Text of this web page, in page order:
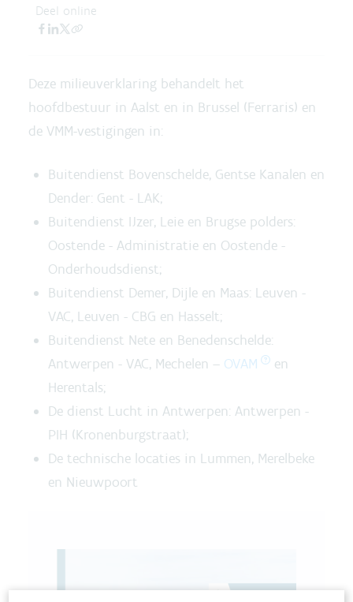
Deel online
Deze milieuverklaring behandelt het
hoofdbestuur in Aalst en in Brussel (Ferraris) en
de VMM-vestigingen in:
Buitendienst Bovenschelde, Gentse Kanalen en
Dender: Gent - LAK;
Buitendienst IJzer, Leie en Brugse polders:
Oostende - Administratie en Oostende -
Onderhoudsdienst;
Buitendienst Demer, Dijle en Maas: Leuven -
VAC, Leuven - CBG en Hasselt;
Buitendienst Nete en Benedenschelde:
Antwerpen - VAC, Mechelen – OVAM
en
Herentals;
De dienst Lucht in Antwerpen: Antwerpen -
PIH (Kronenburgstraat);
De technische locaties in Lummen, Merelbeke
en Nieuwpoort